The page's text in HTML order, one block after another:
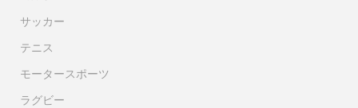
サッカー
テニス
モータースポーツ
ラグビー